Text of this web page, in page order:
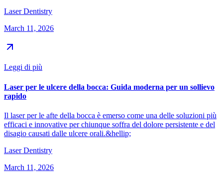
Laser Dentistry
March 11, 2026
Leggi di più
Laser per le ulcere della bocca: Guida moderna per un sollievo
rapido
Il laser per le afte della bocca è emerso come una delle soluzioni più
efficaci e innovative per chiunque soffra del dolore persistente e del
disagio causati dalle ulcere orali.&hellip;
Laser Dentistry
March 11, 2026